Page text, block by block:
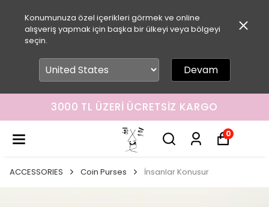
Konumunuza özel içerikleri görmek ve online
alışveriş yapmak için başka bir ülkeyi veya bölgeyi
seçin.
Devam
3000 TL ÜZERI ÜCRETSIZ KARGO
0
ACCESSORIES Coin Purses İnsanlar Konusur